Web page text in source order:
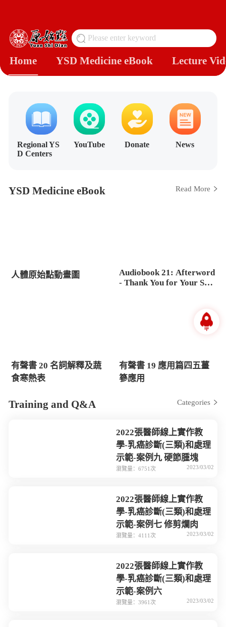
Please enter keyword
Home YSD Medicine eBook Lecture
Regional YS
D Centers
YouTube Donate News
YSD Medicine eBook Read More
人體原始點動畫圖
Audiobook 21: Afterword
- Thank You for Your Sup
有聲書 20 名詞解釋及蔬
食寒熱表
有聲書 19 應用篇四五薑
篸應用
Training and Q&A Categories
2022張醫師線上實作教
學-乳癌診斷(三類)和處理
示範-案例九 硬節腫塊
瀏覽量：6751次 2023/03/02
2022張醫師線上實作教
學-乳癌診斷(三類)和處理
示範-案例七 修剪爛肉
瀏覽量：4111次 2023/03/02
2022張醫師線上實作教
學-乳癌診斷(三類)和處理
示範-案例六
瀏覽量：3961次 2023/03/02